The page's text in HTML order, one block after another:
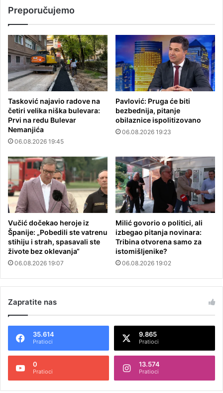
Preporučujemo
Tasković najavio radove na
četiri velika niška bulevara:
Prvi na redu Bulevar
Nemanjića
06.08.2026 19:45
Pavlović: Pruga će biti
bezbednija, pitanje
obilaznice ispolitizovano
06.08.2026 19:23
Vučić dočekao heroje iz
Španije: „Pobedili ste vatrenu
stihiju i strah, spasavali ste
živote bez oklevanja“
06.08.2026 19:07
Milić govorio o politici, ali
izbegao pitanja novinara:
Tribina otvorena samo za
istomišljenike?
06.08.2026 19:02
Zapratite nas
35.614
Pratioci
9.865
Pratioci
0
Pratioci
13.574
Pratioci